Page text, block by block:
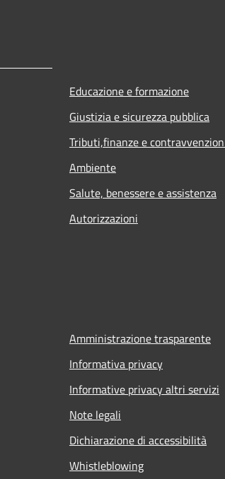
Educazione e formazione
Giustizia e sicurezza pubblica
Tributi,finanze e
Ambiente
Salute, benessere e assistenza
Autorizzazioni
Amministrazione trasparente
Informativa privacy
Informative privacy altri servizi
Note legali
Dichiarazione di accessibilità
Whistleblowing